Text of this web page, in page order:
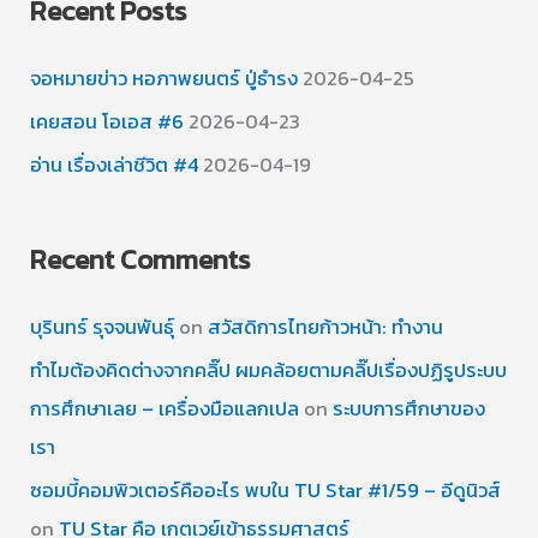
Recent Posts
จอหมายข่าว หอภาพยนตร์ ปู่ธำรง 2026-04-25
เคยสอน โอเอส #6 2026-04-23
อ่าน เรื่องเล่าชีวิต #4 2026-04-19
Recent Comments
บุรินทร์ รุจจนพันธุ์on สวัสดิการไทยก้าวหน้า: ทำงาน
ทำไมต้องคิดต่างจากคลิ๊ป ผมคล้อยตามคลิ๊ปเรื่องปฏิรูประบบ
การศึกษาเลย – เครื่องมือแลกเปล on ระบบการศึกษาของ
เรา
ซอมบี้คอมพิวเตอร์คืออะไร พบใน TU Star #1/59 – อีดูนิวส์
on TU Star คือ เกตเวย์เข้าธรรมศาสตร์